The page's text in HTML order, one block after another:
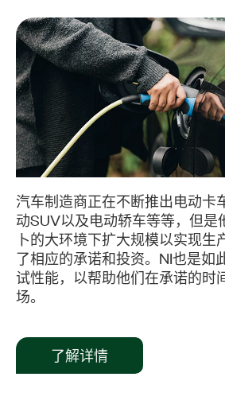
汽车制造商正在不断推出电动卡
动SUV以及电动轿车等等，但是
卜的大环境下扩大规模以实现生
了相应的承诺和投资。NI也是如
试性能，以帮助他们在承诺的时
场。
了解详情